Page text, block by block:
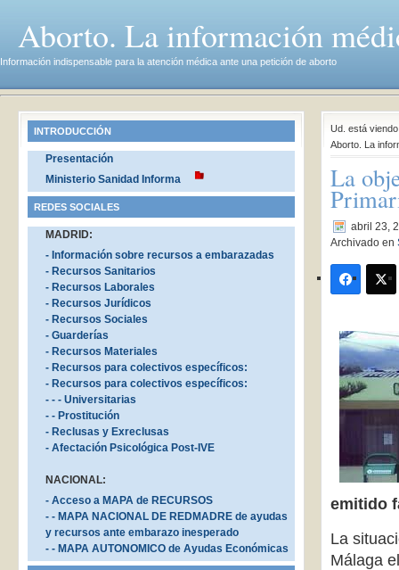
Aborto. La información
Información indispensable para la atención médica ante una petición de aborto
Ud. está
Aborto. La
La
abril 23,
Archivado en
emitido
La
Málaga
INTRODUCCIÓN
Presentación
Ministerio Sanidad Informa
REDES SOCIALES
MADRID:
- Información sobre recursos a embarazadas
- Recursos Sanitarios
- Recursos Laborales
- Recursos Jurídicos
- Recursos Sociales
- Guarderías
- Recursos Materiales
- Recursos para colectivos específicos:
- Recursos para colectivos específicos:
- - - Universitarias
- - Prostitución
- Reclusas y Exreclusas
- Afectación Psicológica Post-IVE
NACIONAL:
- Acceso a MAPA de RECURSOS
- - MAPA NACIONAL DE REDMADRE de ayudas
y recursos ante embarazo inesperado
- - MAPA AUTONOMICO de Ayudas Económicas